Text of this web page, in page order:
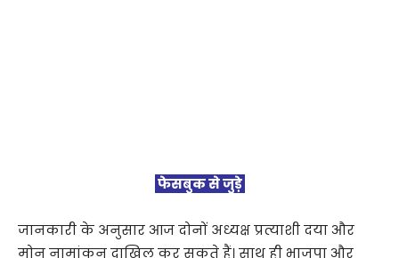
फेसबुक से जुड़े
जानकारी के अनुसार आज दोनों अध्यक्ष प्रत्याशी दया और
मोनू नामांकन दाखिल कर सकते हैं। साथ ही भाजपा और